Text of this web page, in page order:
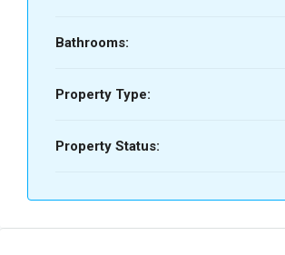
Bathrooms:
Property Type:
Property Status: